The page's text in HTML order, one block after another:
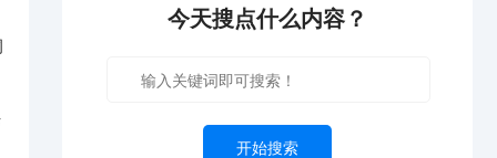
今天搜点什么内容？
开始搜索